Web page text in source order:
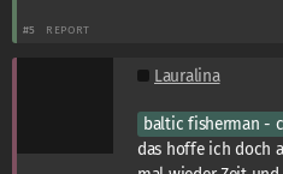
#5 REPORT
Lauralina
baltic fisherman -
das hoffe ich doch